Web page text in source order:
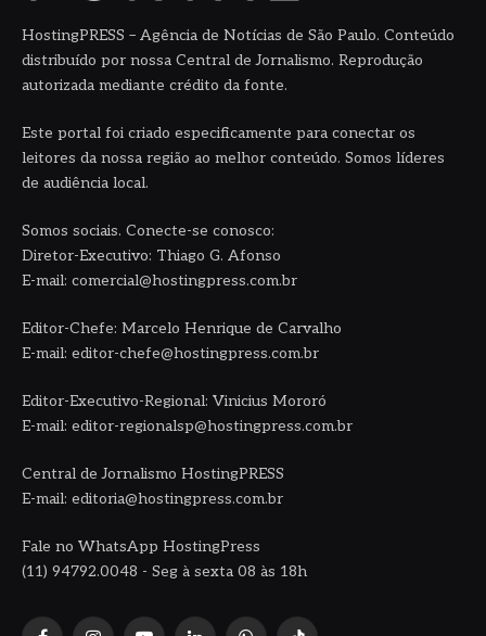
HostingPRESS – Agência de Notícias de São Paulo. Conteúdo
distribuído por nossa Central de Jornalismo. Reprodução
autorizada mediante crédito da fonte.
Este portal foi criado especificamente para conectar os
leitores da nossa região ao melhor conteúdo. Somos líderes
de audiência local.
Somos sociais. Conecte-se conosco:
Diretor-Executivo: Thiago G. Afonso
E-mail: comercial@hostingpress.com.br
Editor-Chefe: Marcelo Henrique de Carvalho
E-mail: editor-chefe@hostingpress.com.br
Editor-Executivo-Regional: Vinicius Mororó
E-mail: editor-regionalsp@hostingpress.com.br
Central de Jornalismo HostingPRESS
E-mail: editoria@hostingpress.com.br
Fale no WhatsApp HostingPress
(11) 94792.0048 - Seg à sexta 08 às 18h